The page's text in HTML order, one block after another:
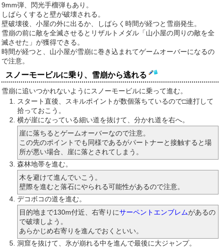
9mm弾、閃光手榴弾もあり。
しばらくすると壁が破壊される。
壁破壊後、小屋の外に出るか、しばらく時間が経つと雪崩発生。
雪崩の前に敵を全滅させるとリザルトメダル「山小屋の周りの敵を全
滅させた」が獲得できる。
時間が経つと、山小屋が雪崩に巻き込まれてゲームオーバーになるの
で注意。
スノーモービルに乗り、雪崩から逃れる
雪崩に追いつかれないようにスノーモービルに乗って進む。
スタート直後、スキルポイントが数個落ちているので□連打して
拾っておこう。
横が崖になっている細い道を抜けて、分かれ道を右へ。
崖に落ちるとゲームオーバーなので注意。
この先のポイントでも同様であるがパートナーと接触すると場
所が悪い場合、崖に落とされてしまう。
森林地帯を進む。
木を避けて進んでいこう。
壁際を進むと落石にやられる可能性があるので注意。
デコボコの道を進む。
目的地まで130m付近、右寄りにサーペントエンブレムがあるの
で破壊しよう。
あらかじめ右寄りを進んでおくといい。
洞窟を抜けて、氷が崩れる中を進んで最後に大ジャンプ。